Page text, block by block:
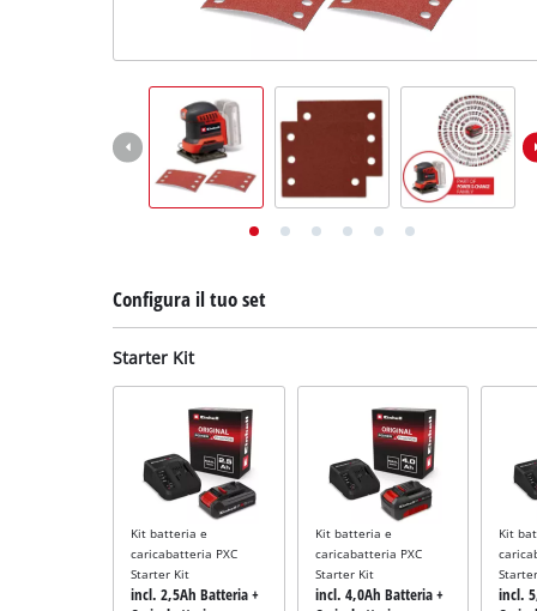
Configura il tuo set
Starter Kit
Kit batteria e
caricabatteria PXC
Starter Kit
incl. 2,5Ah Batteria +
Kit batteria e
caricabatteria PXC
Starter Kit
incl. 4,0Ah Batteria +
Kit
incl.